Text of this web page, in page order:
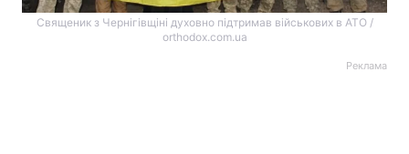
Священик з Чернігівщіні духовно підтримав військових в АТО /
orthodox.com.ua
Реклама